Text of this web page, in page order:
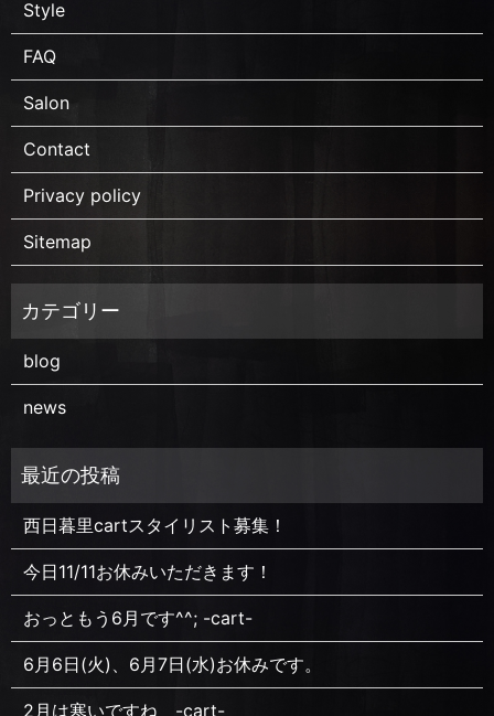
Style
FAQ
Salon
Contact
Privacy policy
Sitemap
blog
news
西日暮里cartスタイリスト募集！
今日11/11お休みいただきます！
おっともう6月です^^; -cart-
6月6日(火)、6月7日(水)お休みです。
2月は寒いですね -cart-